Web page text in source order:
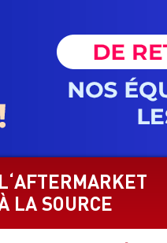
L‘AFTERMARKET
LA SOURCE